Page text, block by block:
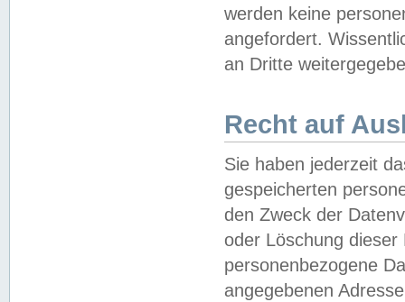
werden keine
angefordert.
an Dritte
Recht auf
Sie haben jederzeit
gespeicherten
den Zweck der
oder Löschung
personenbezogene
angegebenen